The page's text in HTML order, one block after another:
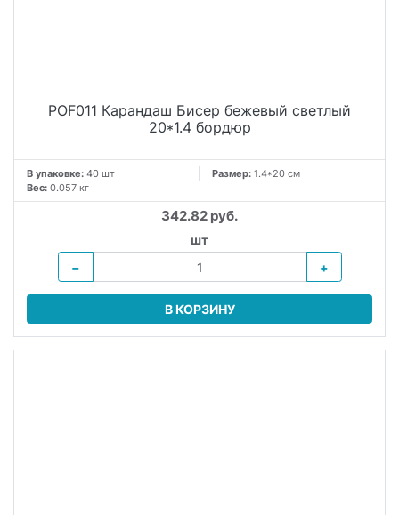
POF011 Карандаш Бисер бежевый светлый
20*1.4 бордюр
В упаковке: 40 шт Размер: 1.4*20 см
Вес: 0.057 кг
342.82 руб.
шт
−
+
В КОРЗИНУ